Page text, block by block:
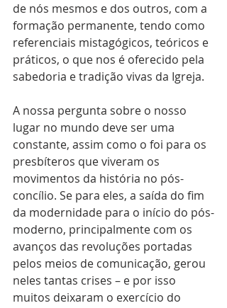
de nós mesmos e dos outros, com a
formação permanente, tendo como
referenciais mistagógicos, teóricos e
práticos, o que nos é oferecido pela
sabedoria e tradição vivas da Igreja.
A nossa pergunta sobre o nosso
lugar no mundo deve ser uma
constante, assim como o foi para os
presbíteros que viveram os
movimentos da história no pós-
concílio. Se para eles, a saída do fim
da modernidade para o início do pós-
moderno, principalmente com os
avanços das revoluções portadas
pelos meios de comunicação, gerou
neles tantas crises – e por isso
muitos deixaram o exercício do